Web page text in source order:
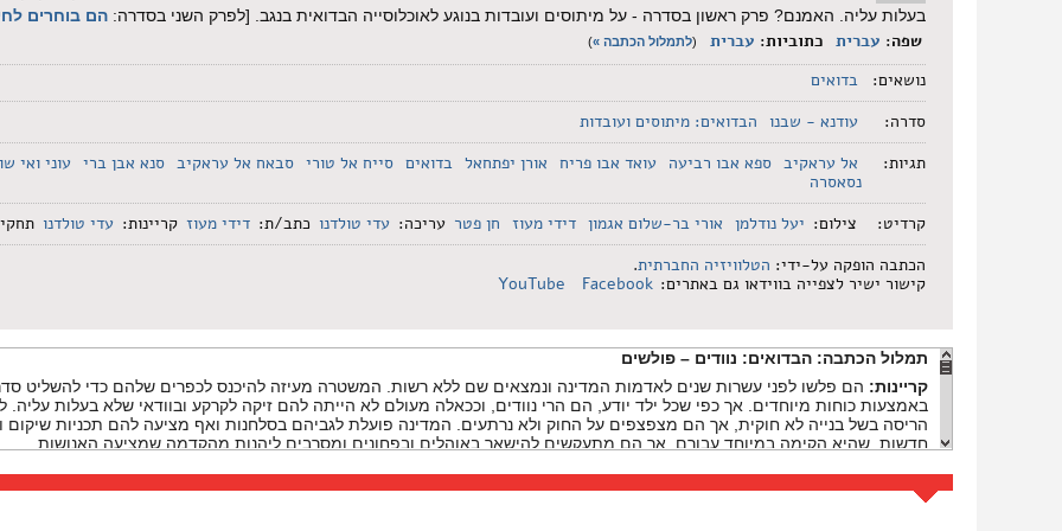
בעלות עליה. האמנם? פרק ראשון בסדרה - על מיתוסים ועובדות בנוגע לאוכלוסייה הבדואית בנגב. [לפרק השני בסדרה: הם בוחרים
שפה: עברית כתוביות: עברית (לתמלול הכתבה »)
נושאים:
בדואים
סדרה:
עודנא - שבנו
הבדואים: מיתוסים ועובדות
תגיות:
אל עראקיב ספא אבו רביעה עואד אבו פריח אורן יפתחאל בדואים סייח אל טורי סבאח אל עראקיב סנא אבן ברי עוני ואי
נסאסרה
קרדיט:
צילום: יעל נודלמן אורי בר-שלום אגמון דידי מעוז חן פטר עריכה: עדי טולדנו כתב/ת: דידי מעוז קריינות: עדי טולדנו
הכתבה הופקה על-ידי: הטלוויזיה החברתית.
קישור ישיר לצפייה בווידאו גם באתרים:
YouTube Facebook
תמלול הכתבה: הבדואים: נוודים – פולשים
קריינות: הם פלשו לפני עשרות שנים לאדמות המדינה ונמצאים שם ללא רשות. המשטרה מעיזה להיכנס לכפרים שלהם כדי להשליט
באמצעות כוחות מיוחדים. אך כפי שכל ילד יודע, הם הרי נוודים, וככאלה מעולם לא הייתה להם זיקה לקרקע ובוודאי שלא בעלות עליה.
הריסה בשל בנייה לא חוקית, אך הם מצפצפים על החוק ולא נרתעים. המדינה פועלת לגביהם בסלחנות ואף מציעה להם תכניות שיקום
חדשות, שהיא הקימה במיוחד עבורם, אך הם מתעקשים להישאר באוהלים ובפחונים ומסרבים ליהנות מהקדמה שמציעה האנושות.
קריינות: